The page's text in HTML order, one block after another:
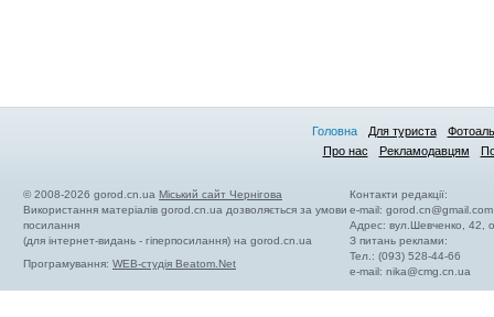
Головна Для туриста
Про нас
Рекламодавцям
© 2008-2026 gorod.cn.ua Міський сайт Чернігова
Використання матеріалів gorod.cn.ua дозволяється за умови
посилання
(для інтернет-видань - гіперпосилання) на gorod.cn.ua
Програмування: WEB-студія Beatom.Net
Контакти редакції:
e-mail:gorod.cn@gmail.com
Адрес: вул.Шевченко, 42,
З питань реклами:
Тел.: (093) 528-44-66
e-mail:nika@cmg.cn.ua